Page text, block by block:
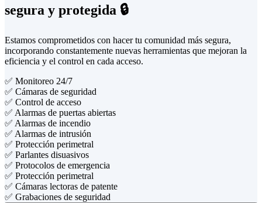
segura y protegida 🔒
Estamos comprometidos con hacer tu comunidad más segura,
incorporando constantemente nuevas herramientas que mejoran la
eficiencia y el control en cada acceso.
✅ Monitoreo 24/7
✅ Cámaras de seguridad
✅ Control de acceso
✅ Alarmas de puertas abiertas
✅ Alarmas de incendio
✅ Alarmas de intrusión
✅ Protección perimetral
✅ Parlantes disuasivos
✅ Protocolos de emergencia
✅ Protección perimetral
✅ Cámaras lectoras de patente
✅ Grabaciones de seguridad